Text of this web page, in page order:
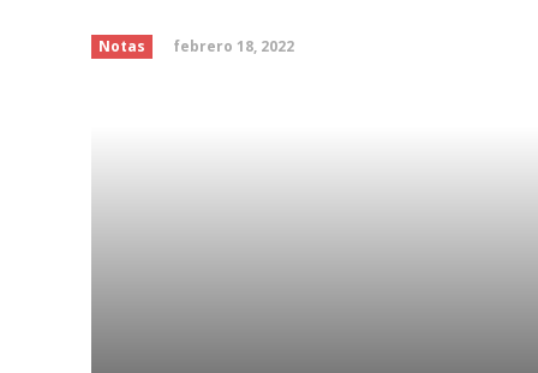
Notas febrero 18, 2022